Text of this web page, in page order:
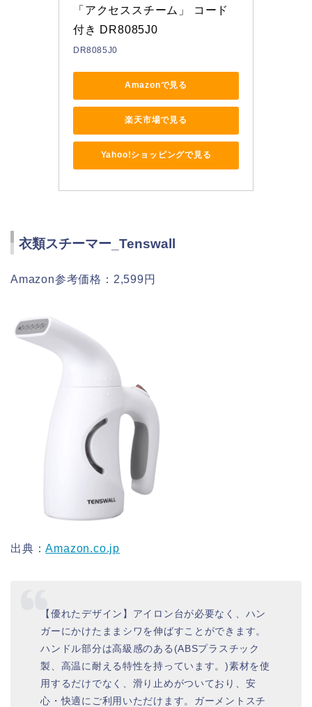
「アクセススチーム」 コード
付き DR8085J0
DR8085J0
Amazonで見る
楽天市場で見る
Yahoo!ショッピングで見る
衣類スチーマー_Tenswall
Amazon参考価格：2,599円
出典：Amazon.co.jp
【優れたデザイン】アイロン台が必要なく、ハン
ガーにかけたままシワを伸ばすことができます。
ハンドル部分は高級感のある(ABSプラスチック
製、高温に耐える特性を持っています。)素材を使
用するだけでなく、滑り止めがついており、安
心・快適にご利用いただけます。ガーメントスチ